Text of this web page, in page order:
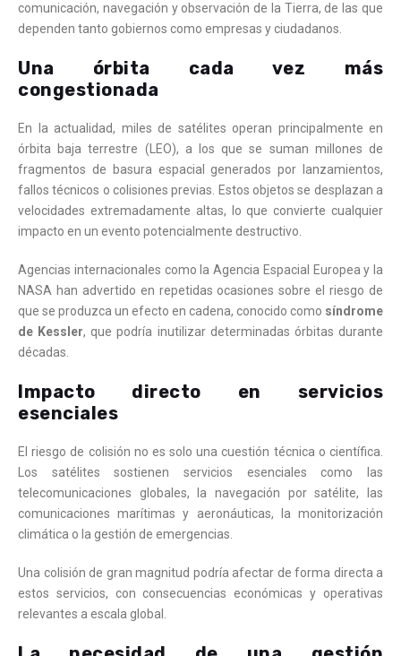
comunicación, navegación y observación de la Tierra, de las que
dependen tanto gobiernos como empresas y ciudadanos.
Una órbita cada vez más
congestionada
En la actualidad, miles de satélites operan principalmente en
órbita baja terrestre (LEO), a los que se suman millones de
fragmentos de basura espacial generados por lanzamientos,
fallos técnicos o colisiones previas. Estos objetos se desplazan a
velocidades extremadamente altas, lo que convierte cualquier
impacto en un evento potencialmente destructivo.
Agencias internacionales como la Agencia Espacial Europea y la
NASA han advertido en repetidas ocasiones sobre el riesgo de
que se produzca un efecto en cadena, conocido como síndrome
de Kessler, que podría inutilizar determinadas órbitas durante
décadas.
Impacto directo en servicios
esenciales
El riesgo de colisión no es solo una cuestión técnica o científica.
Los satélites sostienen servicios esenciales como las
telecomunicaciones globales, la navegación por satélite, las
comunicaciones marítimas y aeronáuticas, la monitorización
climática o la gestión de emergencias.
Una colisión de gran magnitud podría afectar de forma directa a
estos servicios, con consecuencias económicas y operativas
relevantes a escala global.